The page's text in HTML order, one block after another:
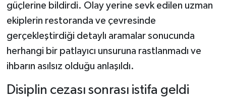
güçlerine bildirdi. Olay yerine sevk edilen uzman
ekiplerin restoranda ve çevresinde
gerçekleştirdiği detaylı aramalar sonucunda
herhangi bir patlayıcı unsuruna rastlanmadı ve
ihbarın asılsız olduğu anlaşıldı.
Disiplin cezası sonrası istifa geldi